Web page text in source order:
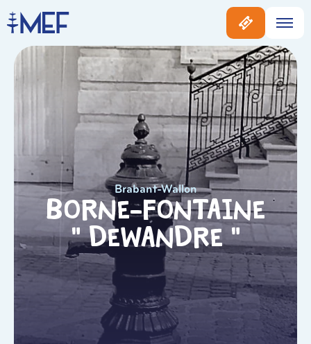
Brabant-Wallon
Borne-fontaine
« Dewandre »